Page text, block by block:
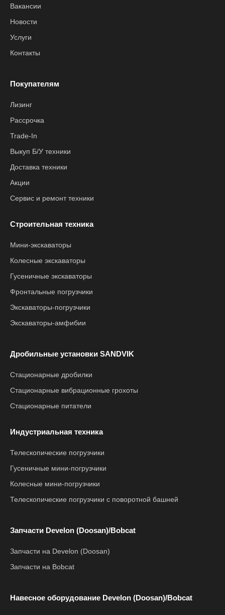
Вакансии
Новости
Услуги
Контакты
Покупателям
Лизинг
Рассрочка
Trade-In
Выкуп Б/У техники
Доставка техники
Акции
Сервис и ремонт техники
Строительная техника
Мини-экскаваторы
Колесные экскаваторы
Гусеничные экскаваторы
Фронтальные погрузчики
Экскаваторы-погрузчики
Экскаваторы-амфибии
Дробильные установки SANDVIK
Стационарные дробилки
Стационарные вибрационные грохоты
Стационарные питатели
Индустриальная техника
Телескопические погрузчики
Гусеничные мини-погрузчики
Колесные мини-погрузчики
Телескопические погрузчики с поворотной башней
Запчасти Develon (Doosan)/Bobcat
Запчасти на Develon (Doosan)
Запчасти на Bobcat
Навесное оборудование Develon (Doosan)/Bobcat